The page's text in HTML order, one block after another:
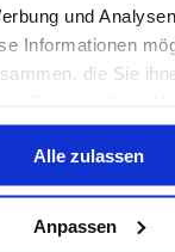
und
Informationen
die Sie
Alle zulassen
Anpassen
Rotterdam,